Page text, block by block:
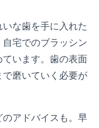
な歯を手に入れた
宅でのブラッシン
います。歯の表面
磨いていく必要が
アドバイスも。早